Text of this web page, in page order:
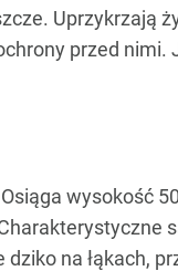
Uprzykrzają
przed nimi.
wysokość
na łąkach,